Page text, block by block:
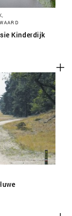
Kinderdijk